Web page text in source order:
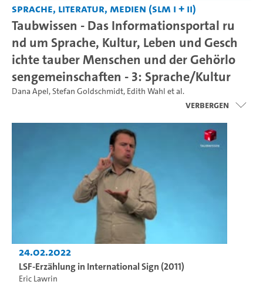
Sprache, Literatur, Medien (SLM I + II)
Taubwissen - Das Informationsportal ru
nd um Sprache, Kultur, Leben und Gesch
ichte tauber Menschen und der Gehörlo
sengemeinschaften - 3: Sprache/Kultur
Dana Apel,Stefan Goldschmidt, Edith Wahl et al.
Verbergen
24.02.2022
LSF-Erzählung in International Sign (2011)
Eric Lawrin